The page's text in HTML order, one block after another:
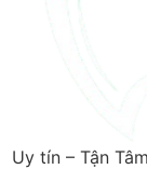
Uy tín – Tận